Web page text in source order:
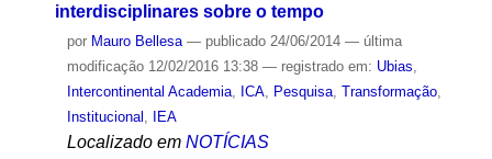
interdisciplinares sobre o tempo
por Mauro Bellesa — publicado24/06/2014 — última
modificação12/02/2016 13:38 — registrado em: Ubias
Intercontinental Academia, ICA, Pesquisa, Transformação,
Institucional
IEA
Localizado em NOTÍCIAS